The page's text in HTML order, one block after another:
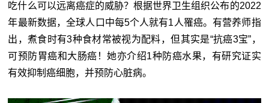
吃什么可以远离癌症的威胁？根据世界卫生组织公布的2022
年最新数据，全球人口中每5个人就有1人罹癌。有营养师指
出，煮食时有3种食材常被视为配料，但其实是“抗癌3宝”，
可预防胃癌和大肠癌！她亦介绍1种防癌水果，有研究证实
有效抑制癌细胞，并预防心脏病。